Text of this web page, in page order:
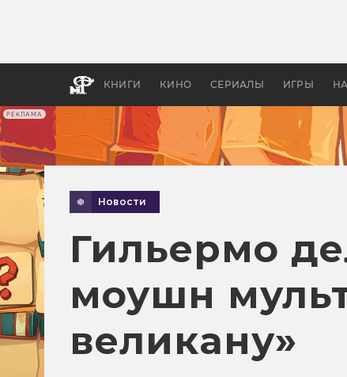
РЕКЛАМА
КНИГИ КИНО СЕРИАЛЫ ИГРЫ
бы
Новости
Гильермо
моушн
великану»